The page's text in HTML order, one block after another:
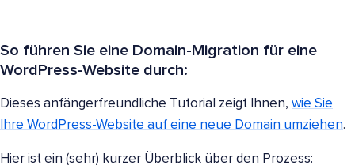
So führen Sie eine Domain-Migration für eine
WordPress-Website durch:
Dieses anfängerfreundliche Tutorial zeigt Ihnen, wie Sie
Ihre WordPress-Website auf eine neue Domain umziehen.
Hier ist ein (sehr) kurzer Überblick über den Prozess: